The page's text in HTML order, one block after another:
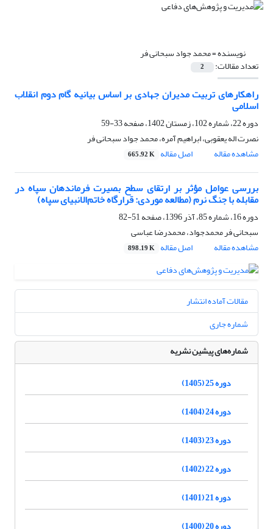
نویسنده =محمد جواد سبحانی فر
تعداد مقالات: 2
راهکارهای تربیت مدیران جهادی بر اساس بیانیه گام دوم انقلاب
اسلامی
دوره 22، شماره 102، زمستان 1402، صفحه
33-59
نصرت اله یعقوبی، ابراهیم آمره، محمد جواد سبحانی فر
مشاهده مقاله
اصل مقاله 665.92 K
بررسی عوامل مؤثر بر ارتقای سطح بصیرت فرماندهان سپاه در
مقابله با جنگ نرم (مطالعه موردی: قرارگاه خاتم‌الانبیای سپاه)
دوره 16، شماره 85، آذر 1396، صفحه
51-82
سبحانی فر محمدجواد، محمدرضا عباسی
مشاهده مقاله
اصل مقاله 898.19 K
مقالات آماده انتشار
شماره جاری
شماره‌های پیشین نشریه
دوره 25 (1405)
دوره 24 (1404)
دوره 23 (1403)
دوره 22 (1402)
دوره 21 (1401)